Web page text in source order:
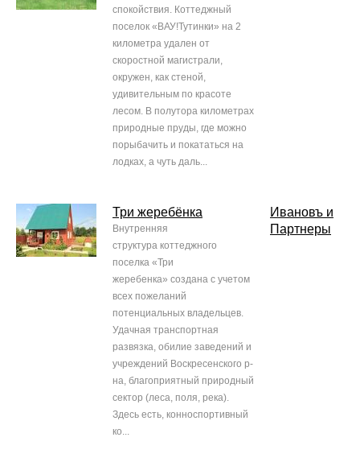
спокойствия. Коттеджный
поселок «ВАУ!Тутинки» на 2
километра удален от
скоростной магистрали,
окружен, как стеной,
удивительным по красоте
лесом. В полутора километрах
природные пруды, где можно
порыбачить и покататься на
лодках, а чуть даль...
Три жеребёнка
Внутренняя
структура коттеджного
поселка «Три
жеребенка» создана с учетом
всех пожеланий
потенциальных владельцев.
Удачная транспортная
развязка, обилие заведений и
учреждений Воскресенского р-
на, благоприятный природный
сектор (леса, поля, река).
Здесь есть, конноспортивный
ко...
Ивановъ и
Партнеры